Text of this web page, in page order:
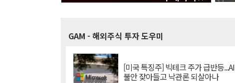
GAM - 해외주식 투자 도우미
[미국 특징주] 빅테크 주가 급반등...AI
불안 잦아들고 낙관론 되살아나